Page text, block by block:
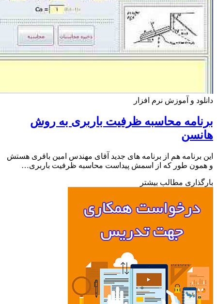
و آموزش نرم افزار
محاسبه ظرفیت باربری به روش
برنامه هم از برنامه های جدید آقای مهندس امین باقری هستش
طور که از اسمش پیداست محاسبه ظرفیت باربری…
مطالب بیشتر